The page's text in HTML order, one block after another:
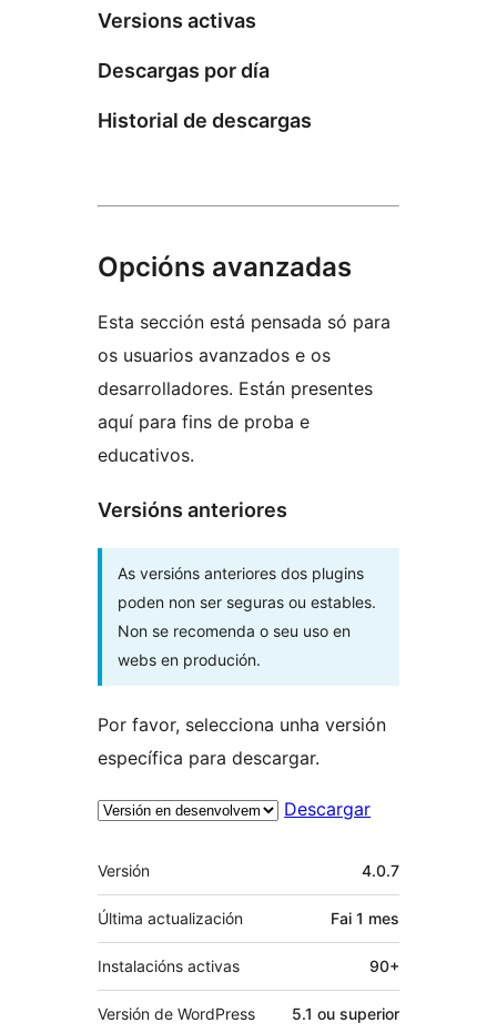
Versions activas
Descargas por día
Historial de descargas
Opcións avanzadas
Esta sección está pensada só para
os usuarios avanzados e os
desarrolladores. Están presentes
aquí para fins de proba e
educativos.
Versións anteriores
As versións anteriores dos plugins
poden non ser seguras ou estables.
Non se recomenda o seu uso en
webs en produción.
Por favor, selecciona unha versión
específica para descargar.
Descargar
Meta
Versión 4.0.7
Última actualización Fai 1 mes
Instalacións activas 90+
Versión de WordPress 5.1 ou superior